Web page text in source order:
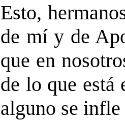
Esto,
de mí y de
que en
de lo que está
alguno se